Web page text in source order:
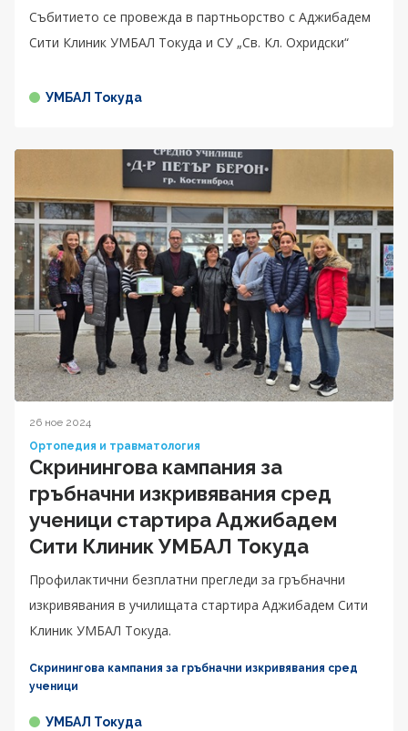
Събитието се провежда в партньорство с Аджибадем
Сити Клиник УМБАЛ Токуда и СУ „Св. Кл. Охридски“
УМБАЛ Токуда
26 ное 2024
Ортопедия и травматология
Скринингова кампания за
гръбначни изкривявания сред
ученици стартира Аджибадем
Сити Клиник УМБАЛ Токуда
Профилактични безплатни прегледи за гръбначни
изкривявания в училищата стартира Аджибадем Сити
Клиник УМБАЛ Токуда.
Скринингова кампания за гръбначни изкривявания сред
ученици
УМБАЛ Токуда